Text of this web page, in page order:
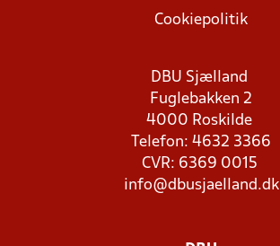
Cookiepolitik
DBU Sjælland
Fuglebakken 2
4000 Roskilde
Telefon: 4632 3366
CVR: 6369 0015
info@dbusjaelland.dk